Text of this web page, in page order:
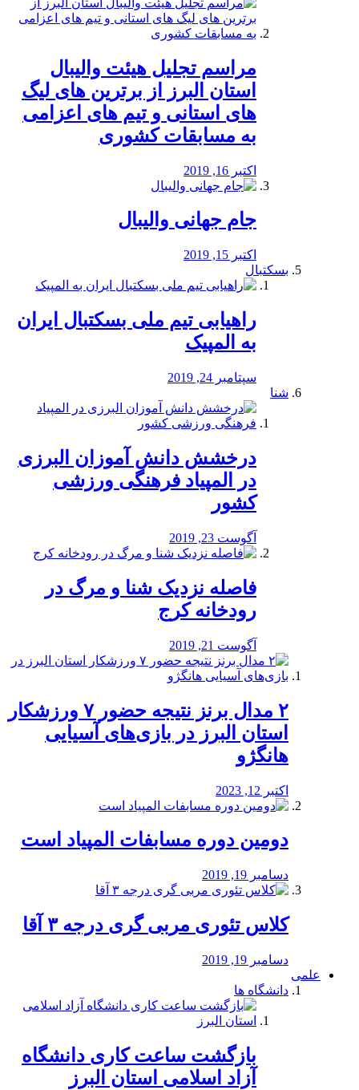
مراسم تجلیل هیئت والیبال
استان البرز از برترین های لیگ
های استانی و تیم های اعزامی
به مسابقات کشوری
اکتبر 16, 2019
جام جهانی والیبال
اکتبر 15, 2019
بسکتبال
راهیابی تیم ملی بسکتبال ایران
به المپیک
سپتامبر 24, 2019
شنا
درخشش دانش آموزان البرزی
در المپیاد فرهنگی ورزشی
کشور
آگوست 23, 2019
️فاصله نزدیک شنا و مرگ در
رودخانه کرج
آگوست 21, 2019
۲ مدال برنز نتیجه حضور ۷ ورزشکار
استان البرز در بازی‌های آسیایی
هانگژو
اکتبر 12, 2023
دومین دوره مسابفات المپیاد است
دسامبر 19, 2019
کلاس تئوری مربی گری درجه ۳ آقا
دسامبر 19, 2019
علمی
دانشگاه ها
بازگشت ساعت کاری دانشگاه
آزاد اسلامی استان البرز